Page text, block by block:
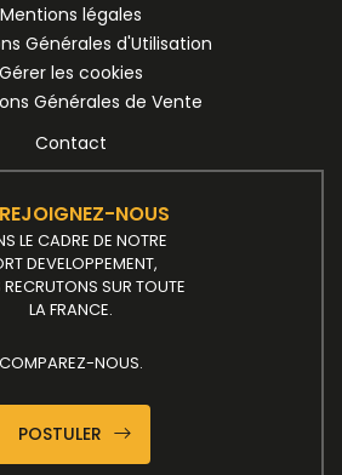
Mentions légales
Générales d'Utilisation
Gérer les cookies
Générales de Vente
Contact
NOUS
LE CADRE DE NOTRE
DEVELOPPEMENT,
SUR TOUTE
LA FRANCE.
COMPAREZ-NOUS.
POSTULER